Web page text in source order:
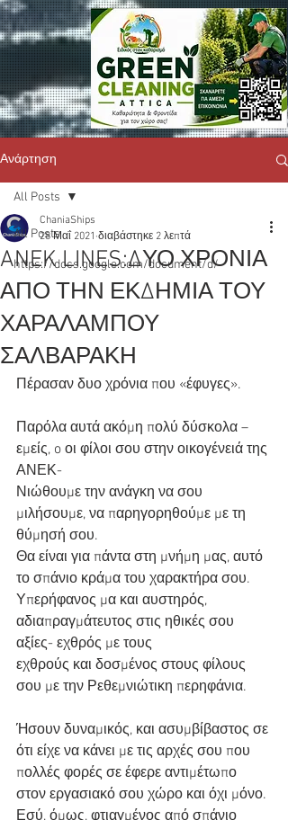
Ανάρτηση
All Posts
https://docs.google.com/document/d/
All Posts
ANEK LINES:ΔΥΟ ΧΡΟΝΙΑ
ΑΠΟ ΤΗΝ ΕΚΔΗΜΙΑ ΤΟΥ
ΧΑΡΑΛΑΜΠΟΥ
ΣΑΛΒΑΡΑΚΗ
ChaniaShips
28 Μαΐ 2021 διαβάστηκε 2 λεπτά
Πέρασαν δυο χρόνια που «έφυγες».
Παρόλα αυτά ακόμη πολύ δύσκολα –
εμείς, o οι φίλοι σου στην οικογένειά της
ΑΝΕΚ-
Νιώθουμε την ανάγκη να σου
μιλήσουμε, να παρηγορηθούμε με τη
θύμησή σου.
Θα είναι για πάντα στη μνήμη μας, αυτό
το σπάνιο κράμα του χαρακτήρα σου.
Υπερήφανος μα και αυστηρός,
αδιαπραγμάτευτος στις ηθικές σου
αξίες- εχθρός με τους
εχθρούς και δοσμένος στους φίλους
σου με την Ρεθεμνιώτικη περηφάνια.
Ήσουν δυναμικός, και ασυμβίβαστος σε
ότι είχε να κάνει με τις αρχές σου που
πολλές φορές σε έφερε αντιμέτωπο
στον εργασιακό σου χώρο και όχι μόνο.
Εσύ, όμως, φτιαγμένος από σπάνιο